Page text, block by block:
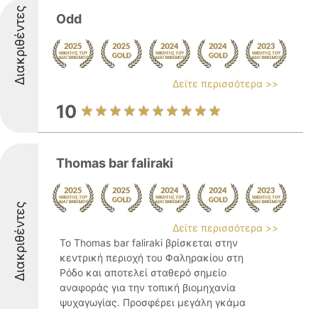
Διακριθέντες Odd
Δείτε περισσότερα >>
10
Διακριθέντες
Thomas bar faliraki
Δείτε περισσότερα >>
Το Thomas bar faliraki βρίσκεται στην
κεντρική περιοχή του Φαληρακίου στη
Ρόδο και αποτελεί σταθερό σημείο
αναφοράς για την τοπική βιομηχανία
ψυχαγωγίας. Προσφέρει μεγάλη γκάμα